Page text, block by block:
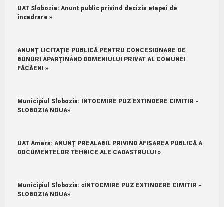
UAT Slobozia: Anunt public privind decizia etapei de
încadrare »
ANUNŢ LICITAŢIE PUBLICĂ PENTRU CONCESIONARE DE
BUNURI APARȚINÂND DOMENIULUI PRIVAT AL COMUNEI
FĂCĂENI »
Municipiul Slobozia: INTOCMIRE PUZ EXTINDERE CIMITIR -
SLOBOZIA NOUA»
UAT Amara: ANUNȚ PREALABIL PRIVIND AFIȘAREA PUBLICĂ A
DOCUMENTELOR TEHNICE ALE CADASTRULUI »
Municipiul Slobozia: «ÎNTOCMIRE PUZ EXTINDERE CIMITIR -
SLOBOZIA NOUA»